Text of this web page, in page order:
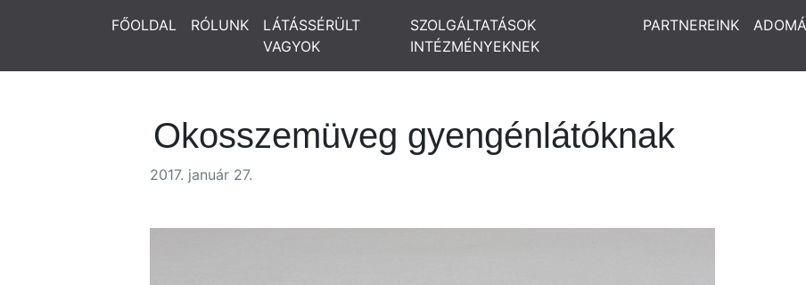
FŐOLDAL RÓLUNK
LÁTÁSSÉRÜLT
VAGYOK
SZOLGÁLTATÁSOK
INTÉZMÉNYEKNEK
PARTNEREINK
Okosszemüveg gyengénlátóknak
2017. január 27.